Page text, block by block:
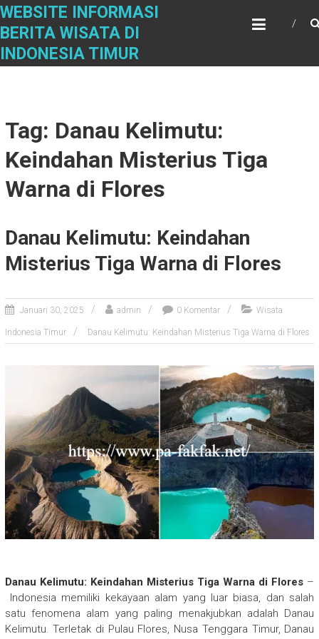
Skip
content
WEBSITE INFORMASI
BERITA WISATA DI
INDONESIA TIMUR
Tag: Danau Kelimutu:
Keindahan Misterius Tiga
Warna di Flores
Danau Kelimutu: Keindahan
Misterius Tiga Warna di Flores
Januari 30, 2025 admin 0 Komentar Wisata
Indonesia Timur Danau Kelimutu: Keindahan Misterius Tiga Warna di Flores
Danau Kelimutu: Keindahan Misterius Tiga Warna di Flores –
Indonesia memiliki kekayaan alam yang luar biasa, dan salah
satu fenomena alam yang paling menakjubkan adalah Danau
Kelimutu. Terletak di Pulau Flores, Nusa Tenggara Timur, Danau